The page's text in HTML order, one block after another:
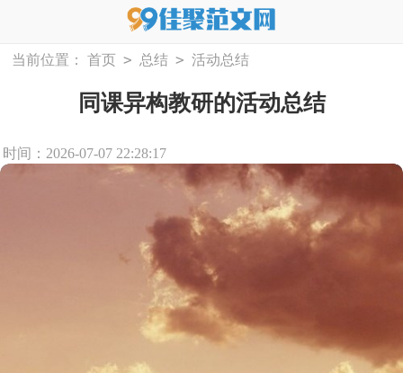
当前位置： 首页 > 总结 > 活动总结
同课异构教研的活动总结
时间：2026-07-07 22:28:17